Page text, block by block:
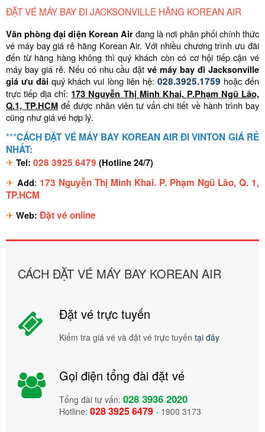
ĐẶT VÉ MÁY BAY ĐI JACKSONVILLE HÃNG KOREAN AIR
Văn phòng đại diện Korean Airđang là nơi phân phối chính thức
vé máy bay giá rẻ hãng Korean Air. Với nhiều chương trình ưu đãi
đến từ hãng hàng không thì quý khách còn có cơ hội tiếp cận vé
máy bay giá rẻ. Nếu có nhu cầu đặtvé máy bay đi Jacksonville
giá ưu đãi quý khách vui lòng liên hệ: 028.3925.1759 hoặc đến
trực tiếp địa chỉ: 173 Nguyễn Thị Minh Khai, P.Phạm Ngũ Lão,
Q.1, TP.HCM để được nhân viên tư vấn chi tiết về hành trình bay
cũng như giá vé hợp lý.
***CÁCH ĐẶT VÉ MÁY BAY KOREAN AIR ĐI VINTON GIÁ RẺ
NHẤT:
✈ Tel: 028 3925 6479 (Hotline 24/7)
✈ Add: 173 Nguyễn Thị Minh Khai. P. Phạm Ngũ Lão, Q. 1,
TP.HCM
✈ Web: Đặt vé online
CÁCH ĐẶT VÉ MÁY BAY KOREAN AIR
Đặt vé trực tuyến
Kiểm tra giá vé và đặt vé trực tuyến tại đây
Gọi điện tổng đài đặt vé
Tổng đài tư vấn: 028 3936 2020
Hotline: 028 3925 6479 - 1900 3173